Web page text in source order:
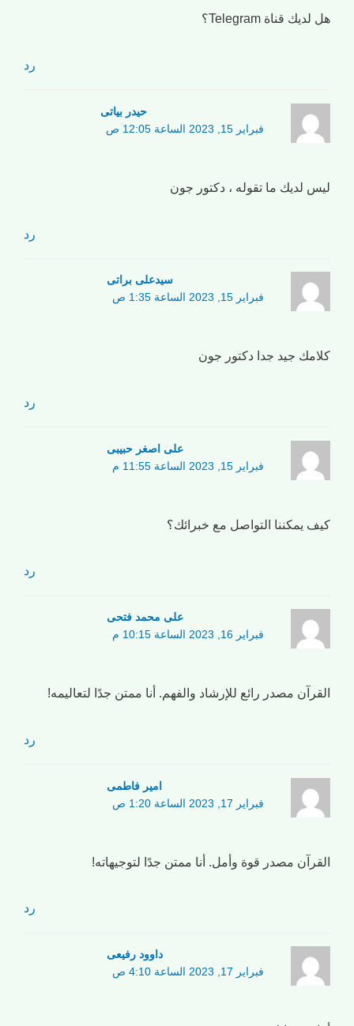
هل لديك قناة Telegram؟
رد
حیدر بیاتی
فبراير 15, 2023 الساعة 12:05 ص
ليس لديك ما تقوله ، دكتور جون
رد
سیدعلی براتی
فبراير 15, 2023 الساعة 1:35 ص
كلامك جيد جدا دكتور جون
رد
علی اصغر حبیبی
فبراير 15, 2023 الساعة 11:55 م
كيف يمكننا التواصل مع خبرائك؟
رد
علی محمد فتحی
فبراير 16, 2023 الساعة 10:15 م
القرآن مصدر رائع للإرشاد والفهم. أنا ممتن جدًا لتعاليمه!
رد
امیر فاطمی
فبراير 17, 2023 الساعة 1:20 ص
القرآن مصدر قوة وأمل. أنا ممتن جدًا لتوجيهاته!
رد
داوود رفیعی
فبراير 17, 2023 الساعة 4:10 ص